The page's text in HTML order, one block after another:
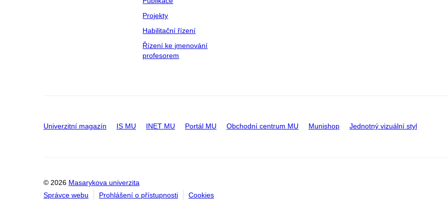
Projekty
Habilitační řízení
Řízení ke jmenování
profesorem
Univerzitní magazín IS MU INET MU Portál MU Obchodní centrum MU Munishop Jednotný vizuální styl
© 2026 Masarykova univerzita
Správce webu
Prohlášení o přístupnosti Cookies